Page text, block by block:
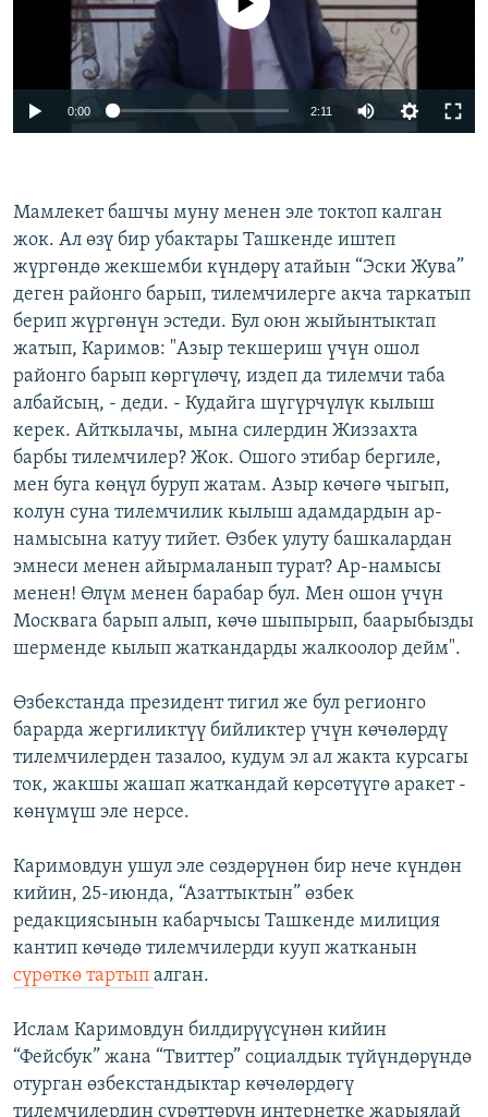
0:00 2:11
Мамлекет башчы муну менен эле токтоп калган
жок. Ал өзү бир убактары Ташкенде иштеп
жүргөндө жекшемби күндөрү атайын “Эски Жува”
деген районго барып, тилемчилерге акча таркатып
берип жүргөнүн эстеди. Бул оюн жыйынтыктап
жатып, Каримов: "Азыр текшериш үчүн ошол
районго барып көргүлөчү, издеп да тилемчи таба
албайсың, - деди. - Кудайга шүгүрчүлүк кылыш
керек. Айткылачы, мына силердин Жиззахта
барбы тилемчилер? Жок. Ошого этибар бергиле,
мен буга көңүл буруп жатам. Азыр көчөгө чыгып,
колун суна тилемчилик кылыш адамдардын ар-
намысына катуу тийет. Өзбек улуту башкалардан
эмнеси менен айырмаланып турат? Ар-намысы
менен! Өлүм менен барабар бул. Мен ошон үчүн
Москвага барып алып, көчө шыпырып, баарыбызды
шерменде кылып жаткандарды жалкоолор дейм".
Өзбекстанда президент тигил же бул регионго
барарда жергиликтүү бийликтер үчүн көчөлөрдү
тилемчилерден тазалоо, кудум эл ал жакта курсагы
ток, жакшы жашап жаткандай көрсөтүүгө аракет -
көнүмүш эле нерсе.
Каримовдун ушул эле сөздөрүнөн бир нече күндөн
кийин, 25-июнда, “Азаттыктын” өзбек
редакциясынын кабарчысы Ташкенде милиция
кантип көчөдө тилемчилерди кууп жатканын
сүрөткө тартып алган.
Ислам Каримовдун билдирүүсүнөн кийин
“Фейсбук” жана “Твиттер” социалдык түйүндөрүндө
отурган өзбекстандыктар көчөлөрдөгү
тилемчилердин сүрөттөрүн интернетке жарыялай